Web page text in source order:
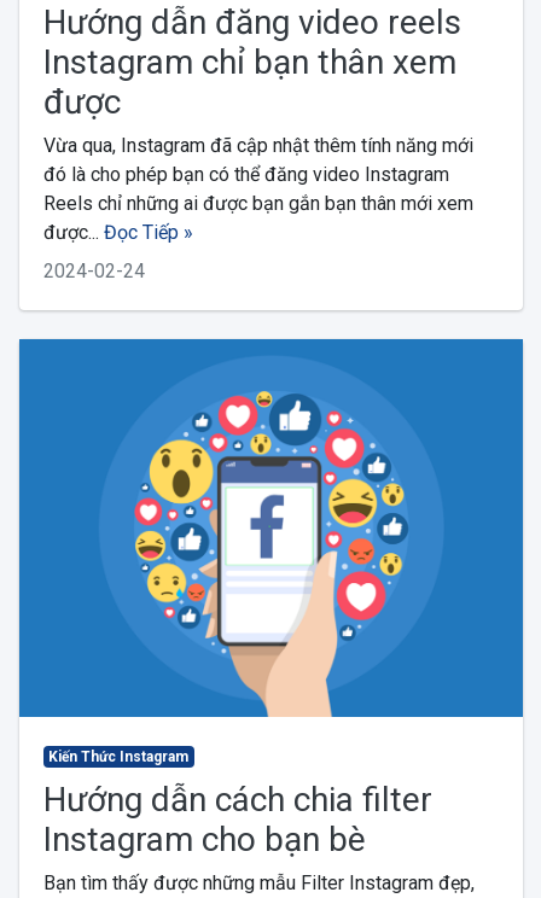
Hướng dẫn đăng video reels
Instagram chỉ bạn thân xem
được
Vừa qua, Instagram đã cập nhật thêm tính năng mới
đó là cho phép bạn có thể đăng video Instagram
Reels chỉ những ai được bạn gắn bạn thân mới xem
được... Đọc Tiếp »
2024-02-24
Kiến Thức Instagram
Hướng dẫn cách chia filter
Instagram cho bạn bè
Bạn tìm thấy được những mẫu Filter Instagram đẹp,